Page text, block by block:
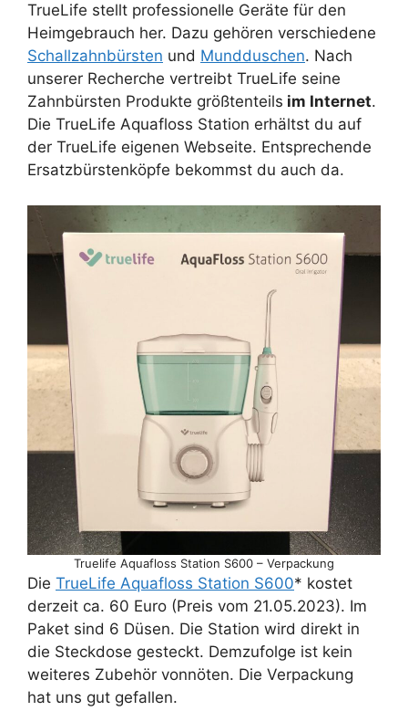
TrueLife stellt professionelle Geräte für den
Heimgebrauch her. Dazu gehören verschiedene
Schallzahnbürsten und Mundduschen. Nach
unserer Recherche vertreibt TrueLife seine
Zahnbürsten Produkte größtenteils im Internet.
Die TrueLife Aquafloss Station erhältst du auf
der TrueLife eigenen Webseite. Entsprechende
Ersatzbürstenköpfe bekommst du auch da.
Truelife Aquafloss Station S600 – Verpackung
Die TrueLife Aquafloss Station S600* kostet
derzeit ca. 60 Euro (Preis vom 21.05.2023). Im
Paket sind 6 Düsen. Die Station wird direkt in
die Steckdose gesteckt. Demzufolge ist kein
weiteres Zubehör vonnöten. Die Verpackung
hat uns gut gefallen.